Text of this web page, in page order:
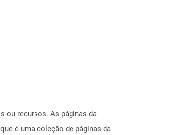
ou recursos. As páginas da
é uma coleção de páginas da